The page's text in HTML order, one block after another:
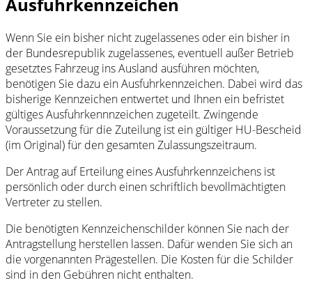
Wenn Sie ein bisher nicht zugelassenes oder ein bisher in
der Bundesrepublik zugelassenes, eventuell außer Betrieb
gesetztes Fahrzeug ins Ausland ausführen möchten,
benötigen Sie dazu ein Ausfuhrkennzeichen. Dabei wird das
bisherige Kennzeichen entwertet und Ihnen ein befristet
gültiges Ausfuhrkennnzeichen zugeteilt. Zwingende
Voraussetzung für die Zuteilung ist ein gültiger HU-Bescheid
(im Original) für den gesamten Zulassungszeitraum.
Der Antrag auf Erteilung eines Ausfuhrkennzeichens ist
persönlich oder durch einen schriftlich bevollmächtigten
Vertreter zu stellen.
Die benötigten Kennzeichenschilder können Sie nach der
Antragstellung herstellen lassen. Dafür wenden Sie sich an
die vorgenannten Prägestellen. Die Kosten für die Schilder
sind in den Gebühren nicht enthalten.